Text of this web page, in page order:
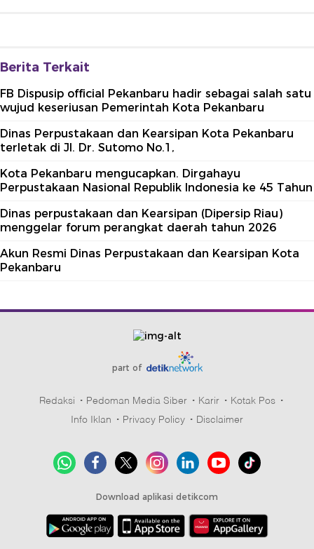
Berita Terkait
FB Dispusip official Pekanbaru hadir sebagai salah satu
wujud keseriusan Pemerintah Kota Pekanbaru
Dinas Perpustakaan dan Kearsipan Kota Pekanbaru
terletak di Jl. Dr. Sutomo No.1,
Kota Pekanbaru mengucapkan. Dirgahayu
Perpustakaan Nasional Republik Indonesia ke 45 Tahun
Dinas perpustakaan dan Kearsipan (Dipersip Riau)
menggelar forum perangkat daerah tahun 2026
Akun Resmi Dinas Perpustakaan dan Kearsipan Kota
Pekanbaru
part of
Redaksi Pedoman Media Siber Karir
Kotak Pos
Info Iklan
Privacy Policy Disclaimer
Download aplikasi detikcom